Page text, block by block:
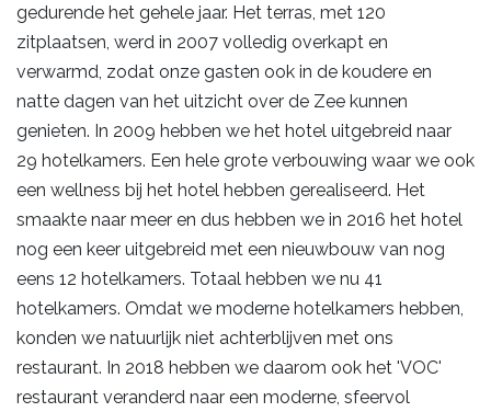
gedurende het gehele jaar. Het terras, met 120
zitplaatsen, werd in 2007 volledig overkapt en
verwarmd, zodat onze gasten ook in de koudere en
natte dagen van het uitzicht over de Zee kunnen
genieten. In 2009 hebben we het hotel uitgebreid naar
29 hotelkamers. Een hele grote verbouwing waar we ook
een wellness bij het hotel hebben gerealiseerd. Het
smaakte naar meer en dus hebben we in 2016 het hotel
nog een keer uitgebreid met een nieuwbouw van nog
eens 12 hotelkamers. Totaal hebben we nu 41
hotelkamers. Omdat we moderne hotelkamers hebben,
konden we natuurlijk niet achterblijven met ons
restaurant. In 2018 hebben we daarom ook het 'VOC'
restaurant veranderd naar een moderne, sfeervol